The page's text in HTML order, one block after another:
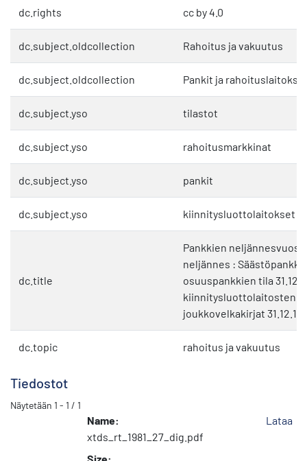
dc.rights cc by 4.0
dc.subject.oldcollection Rahoitus ja vakuutus
dc.subject.oldcollection Pankit ja
dc.subject.yso tilastot
dc.subject.yso rahoitusmarkkinat
dc.subject.yso pankit
dc.subject.yso kiinnitysluottolaitokset
dc.title
Pankkien
neljännes :
osuuspankkien tila
kiinnitysluottolaitosten
joukkovelkakirjat
dc.topic rahoitus ja vakuutus
Tiedostot
Näytetään 1 - 1 / 1
Name:
xtds_rt_1981_27_dig.pdf
Lataa